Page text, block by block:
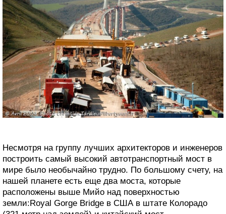
Несмотря на группу лучших архитекторов и инженеров
построить самый высокий автотранспортный мост в
мире было необычайно трудно. По большому счету, на
нашей планете есть еще два моста, которые
расположены выше Мийо над поверхностью
земли:Royal Gorge Bridge в США в штате Колорадо